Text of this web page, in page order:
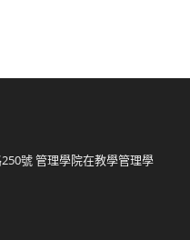
號 管理學院在教學管理學